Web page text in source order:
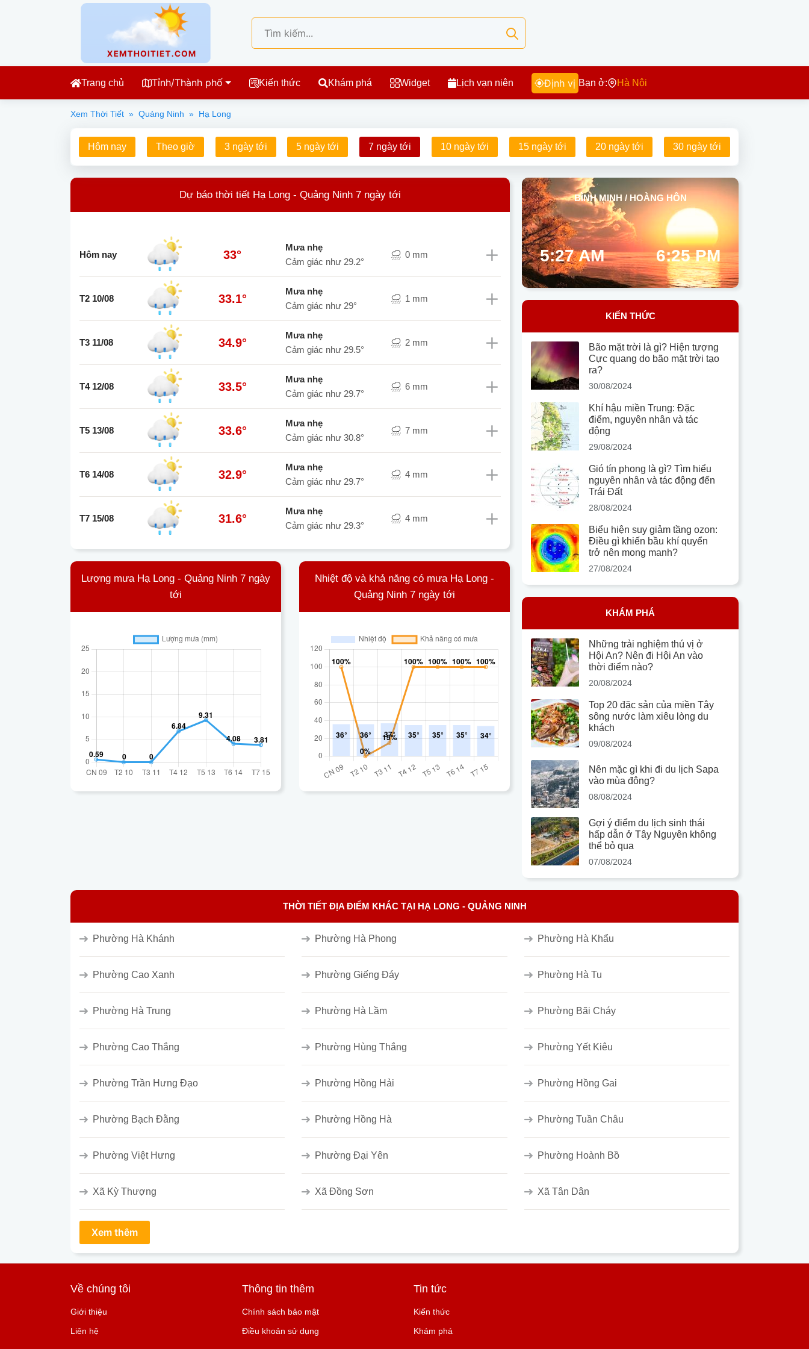
Trang chủ Tỉnh/Thành phố Kiến thức Khám phá Widget Lịch vạn niên Định vị Bạn ở: Hà Nội
Xem Thời Tiết » Quảng Ninh » Hạ Long
Hôm nay Theo giờ 3 ngày tới 5 ngày tới 7 ngày tới 10 ngày tới 15 ngày tới 20 ngày tới 30 ngày tới
Dự báo thời tiết Hạ Long - Quảng Ninh 7 ngày tới
Hôm nay 33°
mưa nhẹ
Cảm giác như 29.2°
0 mm
T2 10/08 33.1°
mưa nhẹ
Cảm giác như 29°
1 mm
T3 11/08 34.9°
mưa nhẹ
Cảm giác như 29.5°
2 mm
T4 12/08 33.5°
mưa nhẹ
Cảm giác như 29.7°
6 mm
T5 13/08 33.6°
mưa nhẹ
Cảm giác như 30.8°
7 mm
T6 14/08 32.9°
mưa nhẹ
Cảm giác như 29.7°
4 mm
T7 15/08 31.6°
mưa nhẹ
Cảm giác như 29.3°
4 mm
Lượng mưa Hạ Long - Quảng Ninh 7 ngày
tới
Nhiệt độ và khả năng có mưa Hạ Long -
Quảng Ninh 7 ngày tới
BÌNH MINH / HOÀNG HÔN
5:27 AM 6:25 PM
KIẾN THỨC
Bão mặt trời là gì? Hiện tượng
Cực quang do bão mặt trời tạo
ra?
30/08/2024
Khí hậu miền Trung: Đặc
điểm, nguyên nhân và tác
động
29/08/2024
Gió tín phong là gì? Tìm hiểu
nguyên nhân và tác động đến
Trái Đất
28/08/2024
Biểu hiện suy giảm tầng ozon:
Điều gì khiến bầu khí quyển
trở nên mong manh?
27/08/2024
KHÁM PHÁ
Những trải nghiệm thú vị ở
Hội An? Nên đi Hội An vào
thời điểm nào?
20/08/2024
Top 20 đặc sản của miền Tây
sông nước làm xiêu lòng du
khách
09/08/2024
Nên mặc gì khi đi du lịch Sapa
vào mùa đông?
08/08/2024
Gợi ý điểm du lịch sinh thái
hấp dẫn ở Tây Nguyên không
thể bỏ qua
07/08/2024
THỜI TIẾT ĐỊA ĐIỂM KHÁC TẠI HẠ LONG - QUẢNG NINH
Phường Hà Khánh Phường Hà Phong Phường Hà Khẩu
Phường Cao Xanh Phường Giếng Đáy Phường Hà Tu
Phường Hà Trung Phường Hà Lầm Phường Bãi Cháy
Phường Cao Thắng Phường Hùng Thắng Phường Yết Kiêu
Phường Trần Hưng Đạo Phường Hồng Hải Phường Hồng Gai
Phường Bạch Đằng Phường Hồng Hà Phường Tuần Châu
Phường Việt Hưng Phường Đại Yên Phường Hoành Bồ
Xã Kỳ Thượng Xã Đồng Sơn Xã Tân Dân
Về chúng tôi
Giới thiệu
Liên hệ
Thông tin thêm
Chính sách bảo mật
Điều khoản sử dụng
Tin tức
Kiến thức
Khám phá